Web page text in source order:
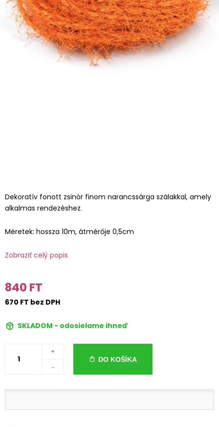
Dekoratív fonott zsinór finom narancssárga szálakkal, amely
alkalmas rendezéshez.
Méretek: hossza 10m, átmérője 0,5cm
Zobraziť celý popis
840 FT
670 FT bez DPH
SKLADOM - odosielame ihneď
+
-
DO KOŠÍKA